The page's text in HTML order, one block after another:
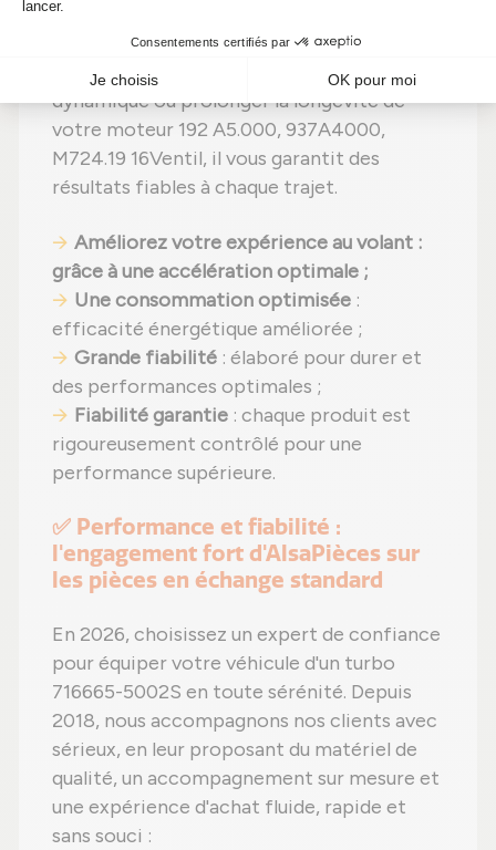
standard conçu pour allier performance,
longévité et efficacité. Parfait si vous
souhaitez profiter d'une conduite plus
dynamique ou prolonger la longévité de
votre moteur 192 A5.000, 937A4000,
M724.19 16Ventil, il vous garantit des
résultats fiables à chaque trajet.
Améliorez votre expérience au volant :
grâce à une accélération optimale ;
Une consommation optimisée :
efficacité énergétique améliorée ;
Grande fiabilité : élaboré pour durer et
des performances optimales ;
Fiabilité garantie : chaque produit est
rigoureusement contrôlé pour une
performance supérieure.
✅ Performance et fiabilité :
l'engagement fort d'AlsaPièces sur
les pièces en échange standard
En 2026, choisissez un expert de confiance
pour équiper votre véhicule d'un turbo
716665-5002S en toute sérénité. Depuis
2018, nous accompagnons nos clients avec
sérieux, en leur proposant du matériel de
qualité, un accompagnement sur mesure et
une expérience d'achat fluide, rapide et
sans souci :